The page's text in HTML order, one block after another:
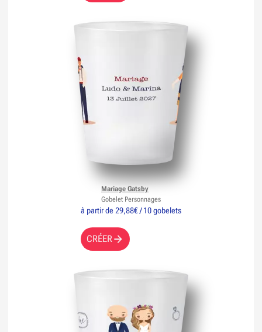
à partir de 29,88€ / 10 gobelets
CRÉER
Mariage Gatsby
Gobelet Personnages